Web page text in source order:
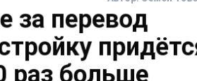
за перевод
раз больше